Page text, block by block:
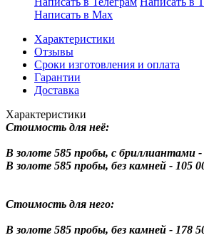
Написать в Мах
Характеристики
Отзывы
Сроки изготовления и оплата
Гарантии
Доставка
Характеристики
Стоимость для неё:
В золоте 585 пробы, с бриллиантами -
В золоте 585 пробы, без камней - 105
Стоимость для него:
В золоте 585 пробы, без камней - 178